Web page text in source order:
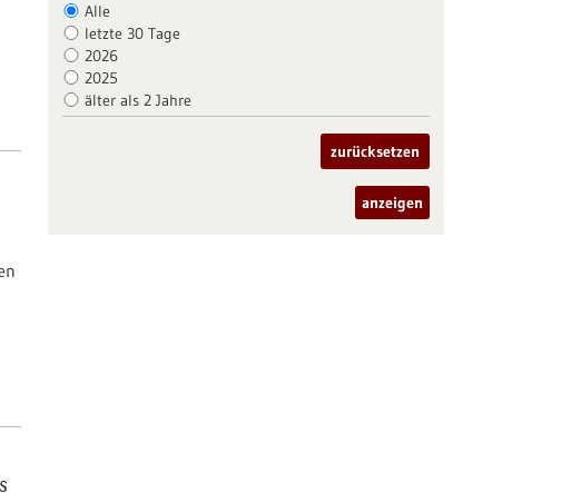
Alle
letzte 30 Tage
2026
2025
älter als 2 Jahre
zurücksetzen
anzeigen